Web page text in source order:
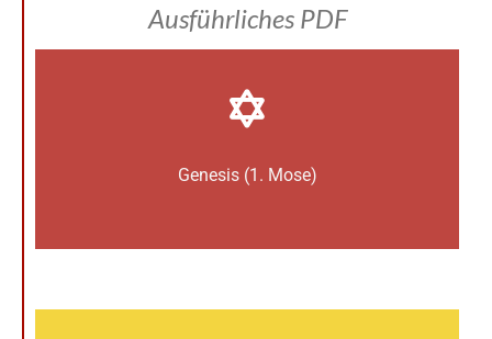
Ausführliches PDF
Genesis (1. Mose)